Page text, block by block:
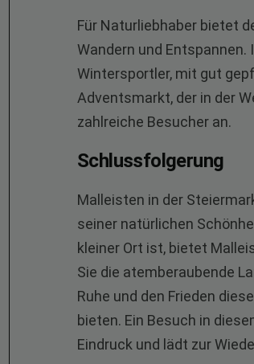
Für Naturliebhaber bietet
Wandern und
Wintersportler, mit gut
Adventsmarkt, der in der
zahlreiche Besucher an.
Schlussfolgerung
Malleisten in der
seiner natürlichen
kleiner Ort ist, bietet
Sie die atemberaubende
Ruhe und den Frieden
bieten. Ein Besuch in
Eindruck und lädt zur